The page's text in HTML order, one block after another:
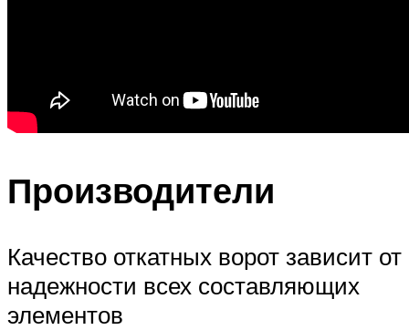
Производители
Качество откатных ворот зависит от
надежности всех составляющих
элементов